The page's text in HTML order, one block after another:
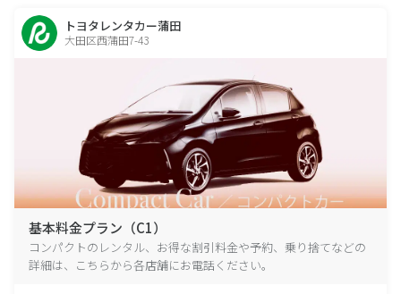
トヨタレンタカー蒲田
大田区西蒲田7-43
基本料金プラン（C1）
コンパクトのレンタル、お得な割引料金や予約、乗り捨てなどの
詳細は、こちらから各店舗にお電話ください。